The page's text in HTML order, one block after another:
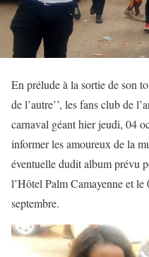
En prélude à la sortie de son
de l’autre’’, les fans club de
carnaval géant hier jeudi, 04
informer les amoureux de la
éventuelle dudit album prévu
l’Hôtel Palm Camayenne et le
septembre.